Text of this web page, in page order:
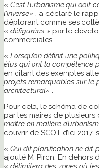
« C’est l’urbanisme qui doit
l’inverse« , a déclaré le
déplorant comme ses
« défigurées » par le
commerciales.
« Lorsqu’on définit une
élus qui ont la compétence
en citant des exemples
projets remarquables sur le
architectural« .
Pour cela, le schéma de
par les maires de plusieurs
maître en matière
couvrir de SCOT d’ici
« Qui dit planification ne dit
ajouté M. Piron. En dehors
« délimitera des zones où